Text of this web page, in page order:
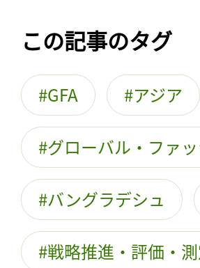
この記事のタグ
GFA アジア
グローバル・ファ
バングラデシュ
戦略推進・評価・